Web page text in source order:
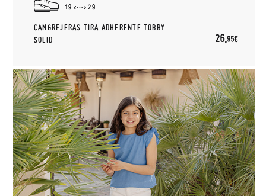
19 29
CANGREJERAS TIRA ADHERENTE TOBBY
SOLID
26,95€